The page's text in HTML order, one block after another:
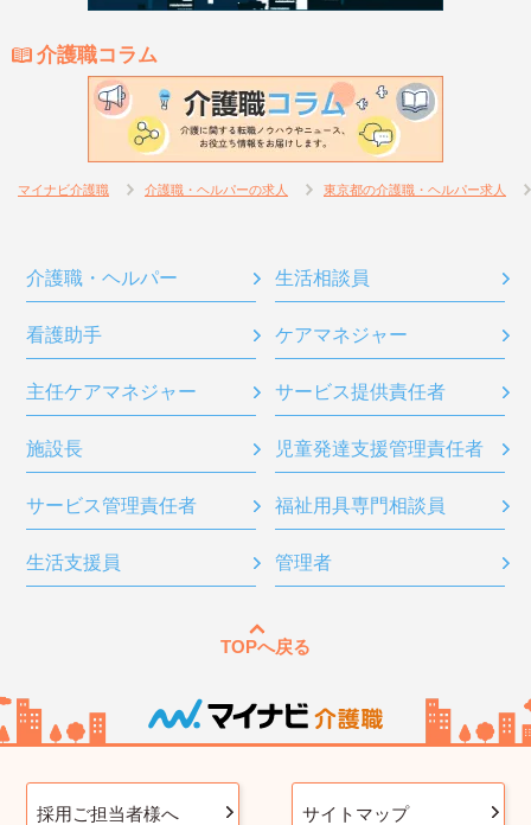
介護職コラム
マイナビ介護職 介護職・ヘルパーの求人 東京都の介護職・ヘルパー求人
介護職・ヘルパー 生活相談員
看護助手 ケアマネジャー
主任ケアマネジャー サービス提供責任者
施設長 児童発達支援管理責任者
サービス管理責任者 福祉用具専門相談員
生活支援員 管理者
TOPへ戻る
採用ご担当者様へ サイトマップ